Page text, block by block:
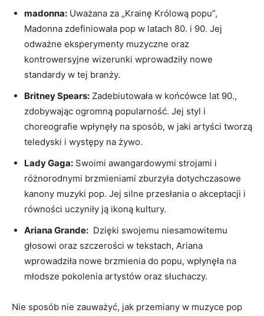
madonna: ‍Uważana za „Krainę Królową ⁣popu”, ​
Madonna zdefiniowała‍ pop w latach 80. ⁣i 90.‍ Jej⁣
odważne eksperymenty muzyczne oraz
kontrowersyjne wizerunki wprowadziły nowe
standardy⁣ w tej branży.
Britney Spears: Zadebiutowała w końcówce lat‌ 90.,
zdobywając ⁢ogromną popularność. ⁢Jej styl i
choreografie wpłynęły na sposób, w⁤ jaki artyści tworzą‍
teledyski i występy ​na żywo.
Lady Gaga: Swoimi awangardowymi ⁤strojami i ​
różnorodnymi brzmieniami zburzyła dotychczasowe
kanony‌ muzyki pop. ​Jej ​silne przesłania o ‍akceptacji i
równości uczyniły ‍ją ikoną kultury.
Ariana Grande: ⁣ Dzięki swojemu niesamowitemu
⁣głosowi oraz szczerości w tekstach, Ariana
wprowadziła nowe brzmienia do popu, wpłynęła na
młodsze pokolenia artystów oraz‍ słuchaczy.
Nie ⁤sposób ​nie‍ zauważyć, jak⁤ przemiany w muzyce pop‍